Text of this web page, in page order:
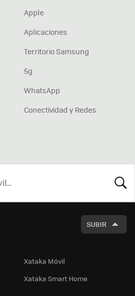
Apple
Aplicaciones
Territorio Samsung
5g
WhatsApp
Conectividad y Redes
SUBIR
Xataka Móvil
Xataka Smart Home